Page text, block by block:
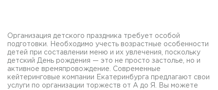
Организация детского праздника требует особой
подготовки. Необходимо учесть возрастные особенности
детей при составлении меню и их увлечения, поскольку
детский День рождения — это не просто застолье, но и
активное времяпровождение. Современные
кейтеринговые компании Екатеринбурга предлагают свои
услуги по организации торжеств от А до Я. Вы можете